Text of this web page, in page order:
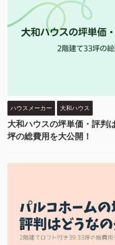
ハウスメーカー 大和ハウス
大和ハウスの坪単価・評判
坪の総費用を大公開！